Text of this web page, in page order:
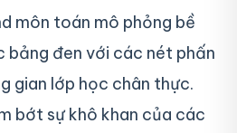
môn toán mô phỏng bề
bảng đen với các nét phấn
gian lớp học chân thực.
bớt sự khô khan của các